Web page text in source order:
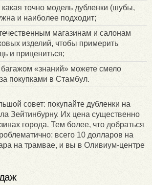
какая точно модель дубленки (шубы,
и наиболее подходит;
магазинам и салонам
изделий, чтобы примерить
и прицениться;
«знаний» можете смело
покупками в Стамбул.
совет: покупайте дубленки на
Зейтинбурну. Их цена существенно
города. Тем более, что добраться
всего 10 долларов на
на трамвае, и вы в Оливиум-центре